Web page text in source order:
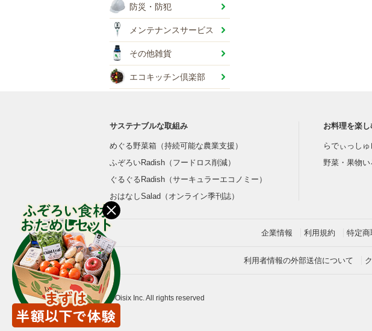
防災・防犯
メンテナンスサービス
その他雑貨
エコキッチン倶楽部
サステナブルな取組み
めぐる野菜箱（持続可能な農業支援）
ふぞろいRadish（フードロス削減）
ぐるぐるRadish（サーキュラーエコノミー）
おはなしSalad（オンライン季刊誌）
お料理を楽し
らでぃっし
野菜・果物
企業情報 利用規約 特定商
利用者情報の外部送信について
©Oisix Inc. All rights reserved